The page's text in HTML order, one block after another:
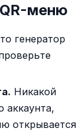
меню
генератор
Никакой
аккаунта,
открывается